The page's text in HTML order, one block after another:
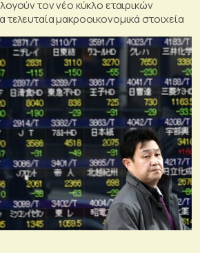
τον νέο κύκλο εταιρικών
τελευταία μακροοικονομικά στοιχεία